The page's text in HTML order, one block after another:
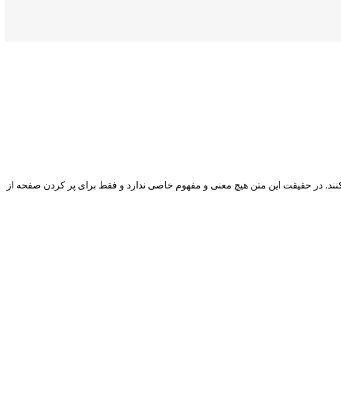
در حقیقت این متن هیچ معنی و مفهوم خاصی ندارد و فقط برای پر کردن صفحه از